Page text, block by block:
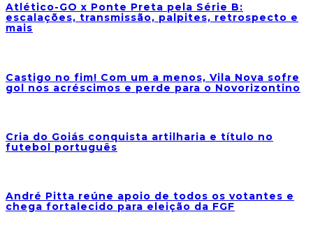
Atlético-GO x Ponte Preta pela Série B:
escalações, transmissão, palpites, retrospecto e
mais
Castigo no fim! Com um a menos, Vila Nova sofre
gol nos acréscimos e perde para o Novorizontino
Cria do Goiás conquista artilharia e título no
futebol português
André Pitta reúne apoio de todos os votantes e
chega fortalecido para eleição da FGF